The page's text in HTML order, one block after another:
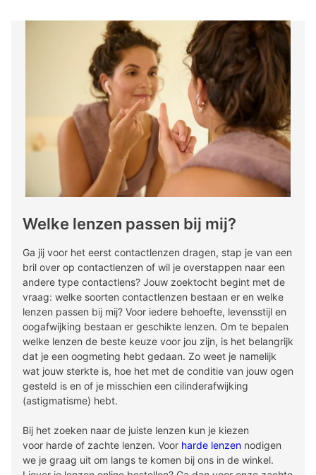
Welke lenzen passen bij mij?
Ga jij voor het eerst contactlenzen dragen, stap je van een
bril over op contactlenzen of wil je overstappen naar een
andere type contactlens? Jouw zoektocht begint met de
vraag: welke soorten contactlenzen bestaan er en welke
lenzen passen bij mij? Voor iedere behoefte, levensstijl en
oogafwijking bestaan er geschikte lenzen. Om te bepalen
welke lenzen de beste keuze voor jou zijn, is het belangrijk
dat je een oogmeting hebt gedaan. Zo weet je namelijk
wat jouw sterkte is, hoe het met de conditie van jouw ogen
gesteld is en of je misschien een cilinderafwijking
(astigmatisme) hebt.
Bij het zoeken naar de juiste lenzen kun je kiezen
voor harde of zachte lenzen. Voor harde lenzen nodigen
we je graag uit om langs te komen bij ons in de winkel.